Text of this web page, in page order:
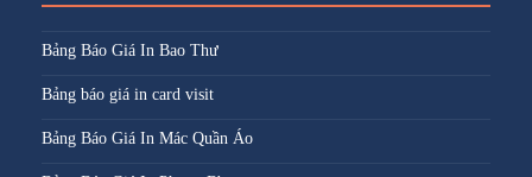
Bảng Báo Giá In Bao Thư
Bảng báo giá in card visit
Bảng Báo Giá In Mác Quần Áo